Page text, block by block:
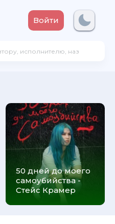
Войти
50 дней до моего
самоубийства -
Стейс Крамер